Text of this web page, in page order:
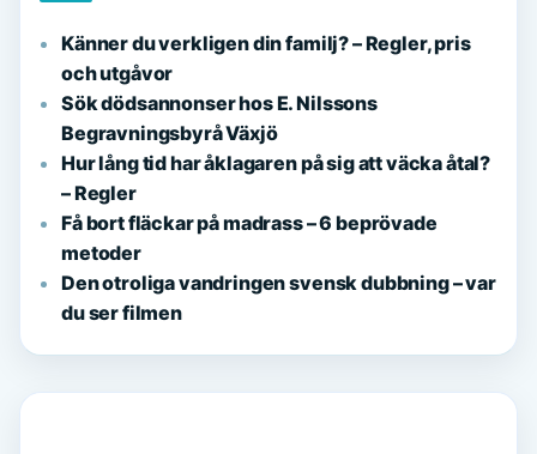
Känner du verkligen din familj? – Regler, pris
och utgåvor
Sök dödsannonser hos E. Nilssons
Begravningsbyrå Växjö
Hur lång tid har åklagaren på sig att väcka åtal?
– Regler
Få bort fläckar på madrass – 6 beprövade
metoder
Den otroliga vandringen svensk dubbning – var
du ser filmen